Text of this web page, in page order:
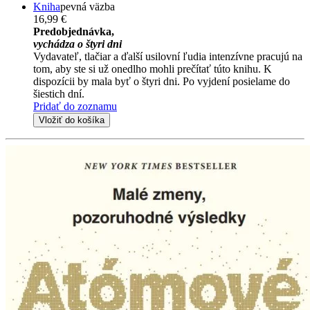
Knihapevná väzba
16,99 €
Predobjednávka,
vychádza o štyri dni
Vydavateľ, tlačiar a ďalší usilovní ľudia intenzívne pracujú na
tom, aby ste si už onedlho mohli prečítať túto knihu. K
dispozícii by mala byť o štyri dni. Po vyjdení posielame do
šiestich dní.
Pridať do zoznamu
Vložiť do košíka